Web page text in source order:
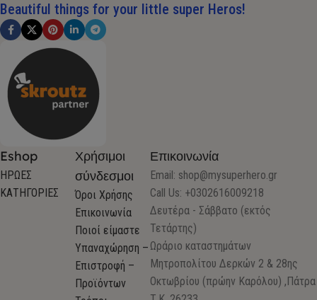
Beautiful things for your little super Heros!
Eshop
ΗΡΩΕΣ
ΚΑΤΗΓΟΡΙΕΣ
Χρήσιμοι
σύνδεσμοι
Όροι Χρήσης
Επικοινωνία
Ποιοί είμαστε
Υπαναχώρηση –
Επιστροφή –
Προϊόντων
Επικοινωνία
Email: shop@mysuperhero.gr
Call Us: +0302616009218
Δευτέρα - Σάββατο (εκτός
Τετάρτης)
Ωράριο καταστημάτων
Μητροπολίτου Δερκών 2 & 28ης
Οκτωβρίου (πρώην Καρόλου) ,Πάτρα